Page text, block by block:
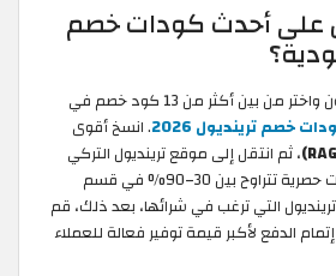
على أحدث كودات خصم
تفضل بزيارة موقع الكوبون واختر من بين أكثر من 13 كود خصم في
خصم ترينديول 2026
. انسخ أقوى
، ثم انتقل إلى موقع ترينديول التركي
بالعربي، اكتشف تخفيضات حصرية تتراوح بين 30–90% في قسم
التي ترغب في شرائها، بعد ذلك، قم
الدفع لأكبر قيمة توفير فعالة للعملاء